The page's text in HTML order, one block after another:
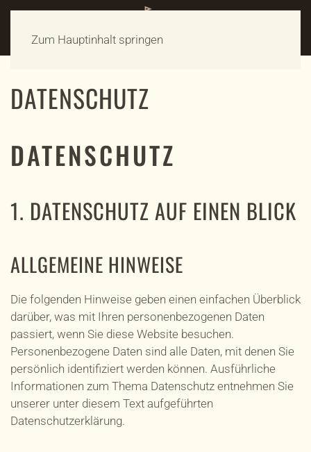
Zum Hauptinhalt springen
DATENSCHUTZ
DATENSCHUTZ
1. DATENSCHUTZ AUF EINEN BLICK
ALLGEMEINE HINWEISE
Die folgenden Hinweise geben einen einfachen Überblick
darüber, was mit Ihren personenbezogenen Daten
passiert, wenn Sie diese Website besuchen.
Personenbezogene Daten sind alle Daten, mit denen Sie
persönlich identifiziert werden können. Ausführliche
Informationen zum Thema Datenschutz entnehmen Sie
unserer unter diesem Text aufgeführten
Datenschutzerklärung.